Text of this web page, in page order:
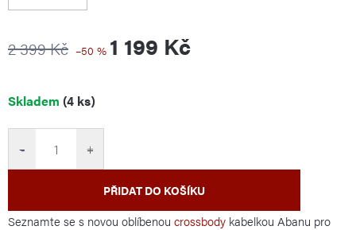
2 399 Kč –50 % 1 199 Kč
Měrná
Skladem (4 ks)
+
−
PŘIDAT DO KOŠÍKU
Seznamte se s novou oblíbenou crossbody kabelkou Abanu pro